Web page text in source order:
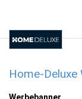
Home-